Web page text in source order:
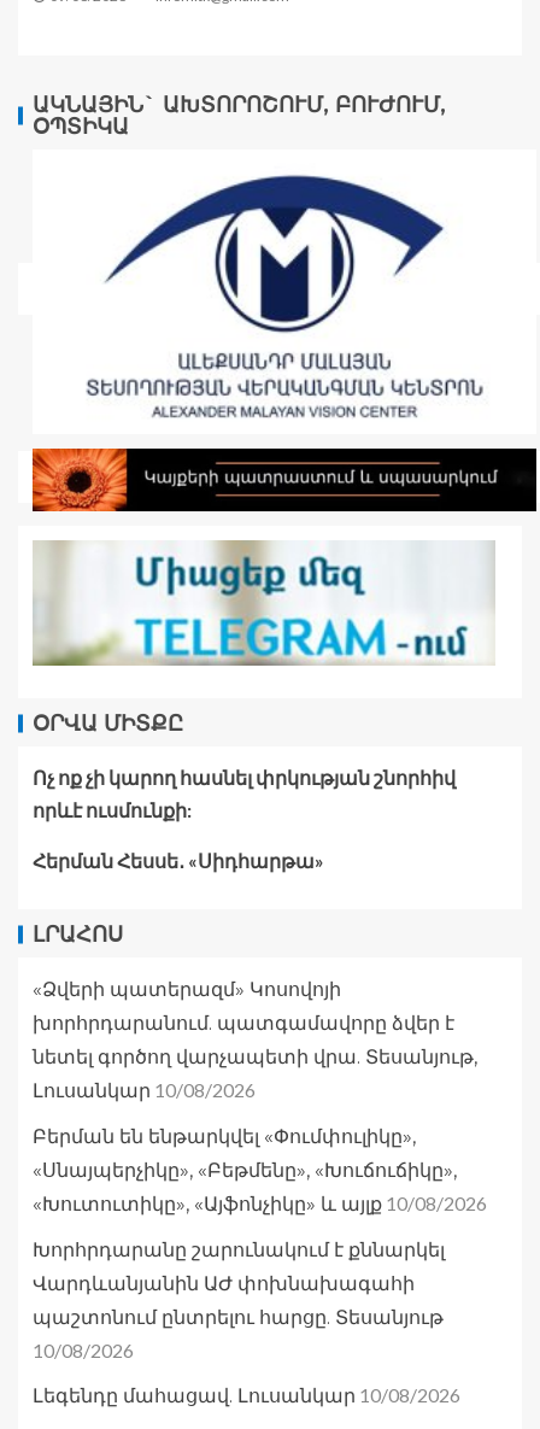
ԱԿՆԱՅԻՆ` ԱԽՏՈՐՈՇՈՒՄ, ԲՈՒԺՈՒՄ,
ՕՊՏԻԿԱ
ՕՐՎԱ ՄԻՏՔԸ
Ոչ ոք չի կարող հասնել փրկության շնորհիվ
որևէ ուսմունքի:
Հերման Հեսսե․ «Սիդհարթա»
ԼՐԱՀՈՍ
«Ձվերի պատերազմ» Կոսովոյի
խորհրդարանում. պատգամավորը ձվեր է
նետել գործող վարչապետի վրա. Տեսանյութ,
Լուսանկար 10/08/2026
Բերման են ենթարկվել «Փումփուլիկը»,
«Սնայպերչիկը», «Բեթմենը», «Խուճուճիկը»,
«Խուտուտիկը», «Այֆոնչիկը» և այլք 10/08/2026
Խորհրդարանը շարունակում է քննարկել
Վարդևանյանին ԱԺ փոխնախագահի
պաշտոնում ընտրելու հարցը. Տեսանյութ
10/08/2026
Լեգենդը մահացավ. Լուսանկար 10/08/2026